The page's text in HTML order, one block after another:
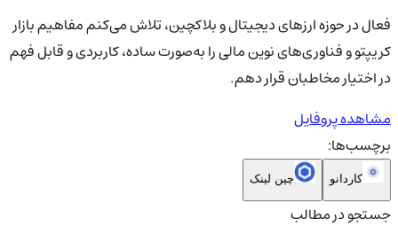
فعال در حوزه ارزهای دیجیتال و بلاکچین، تلاش می‌کنم مفاهیم بازار
کریپتو و فناوری‌های نوین مالی را به‌صورت ساده، کاربردی و قابل فهم
در اختیار مخاطبان قرار دهم.
مشاهده پروفایل
برچسب‌ها:
کاردانو چین لینک
جستجو در مطالب